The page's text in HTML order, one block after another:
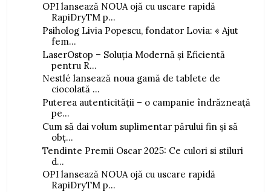
OPI lansează NOUA ojă cu uscare rapidă
RapiDryTM p...
Psiholog Livia Popescu, fondator Lovia: « Ajut
fem...
LaserOstop – Soluția Modernă și Eficientă
pentru R...
Nestlé lansează noua gamă de tablete de
ciocolată ...
Puterea autenticității – o campanie îndrăzneață
pe...
Cum să dai volum suplimentar părului fin și să
obț...
Tendinte Premii Oscar 2025: Ce culori si stiluri
d...
OPI lansează NOUA ojă cu uscare rapidă
RapiDryTM p...